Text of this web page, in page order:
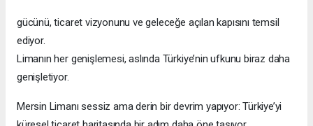
gücünü, ticaret vizyonunu ve geleceğe açılan kapısını temsil
ediyor.
Limanın her genişlemesi, aslında Türkiye’nin ufkunu biraz daha
genişletiyor.
Mersin Limanı sessiz ama derin bir devrim yapıyor: Türkiye’yi